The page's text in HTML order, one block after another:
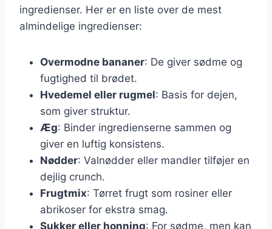
ingredienser. Her er en liste over de mest
almindelige ingredienser:
Overmodne bananer: De giver sødme og
fugtighed til brødet.
Hvedemel eller rugmel: Basis for dejen,
som giver struktur.
Æg: Binder ingredienserne sammen og
giver en luftig konsistens.
Nødder: Valnødder eller mandler tilføjer en
dejlig crunch.
Frugtmix: Tørret frugt som rosiner eller
abrikoser for ekstra smag.
Sukker eller honning: For sødme, men kan